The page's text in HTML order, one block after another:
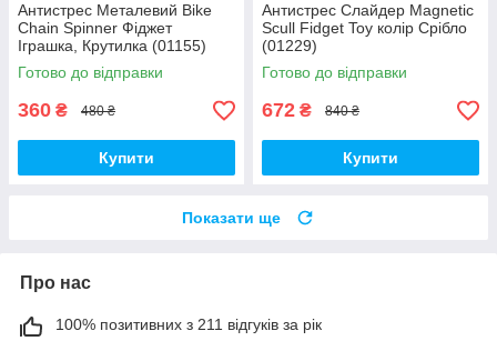
Антистрес Металевий Bike
Chain Spinner Фіджет
Іграшка, Крутилка (01155)
Готово до відправки
360 ₴ 480 ₴
Купити
Антистрес Слайдер Magnetic
Scull Fidget Toy колір Срібло
(01229)
Готово до відправки
672 ₴ 840 ₴
Купити
Показати ще
Про нас
100% позитивних з 211 відгуків за рік